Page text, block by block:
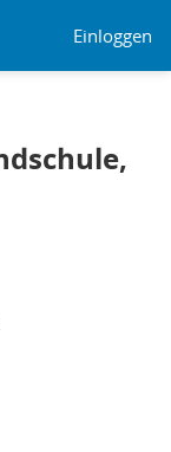
Einloggen